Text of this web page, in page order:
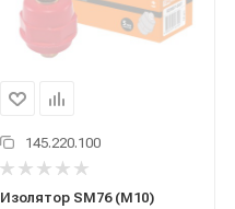
145.220.100
Изолятор SM76 (М10)